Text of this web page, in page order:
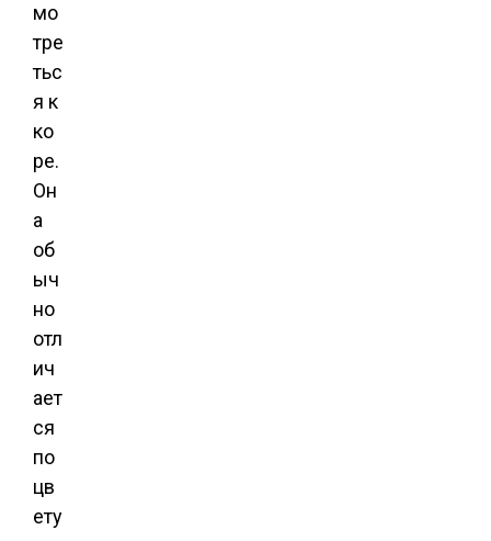
мо
тре
тьс
я к
ко
ре.
Он
а
об
ыч
но
отл
ич
ает
ся
по
цв
ету